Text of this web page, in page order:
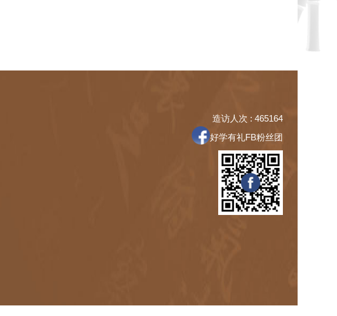
造访人次 : 465164
好学有礼FB粉丝团